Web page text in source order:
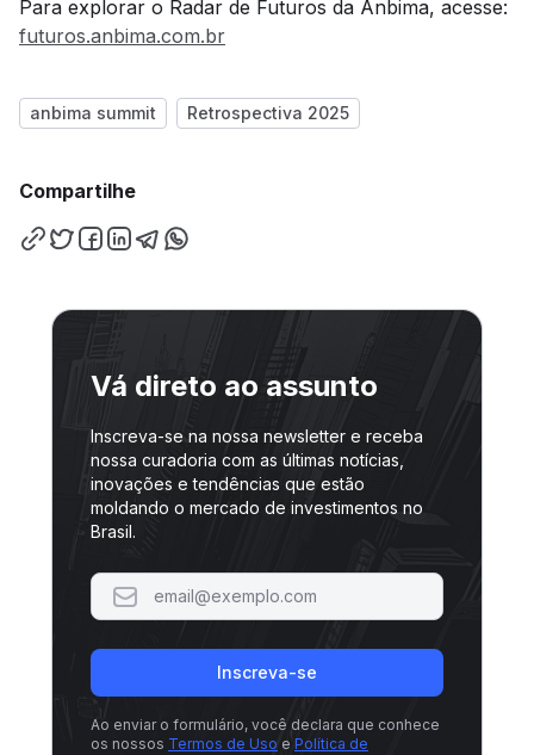
Para explorar o Radar de Futuros da Anbima, acesse:
futuros.anbima.com.br
anbima summit Retrospectiva 2025
Compartilhe
Vá direto ao assunto
Inscreva-se na nossa newsletter e receba
nossa curadoria com as últimas notícias,
inovações e tendências que estão
moldando o mercado de investimentos no
Brasil.
Inscreva-se
Ao enviar o formulário, você declara que conhece
os nossos Termos de Uso e Política de